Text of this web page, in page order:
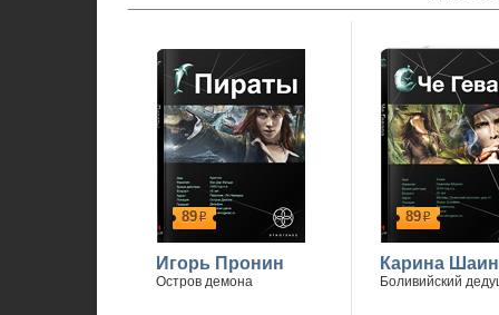
89р
Игорь Пронин
Остров демона
89р
Карина
Боливийский